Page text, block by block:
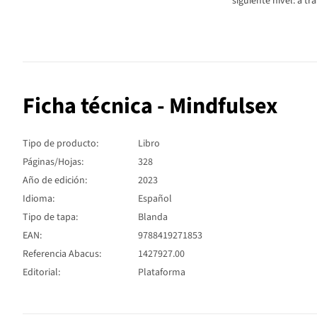
Ficha técnica - Mindfulsex
Tipo de producto:
Libro
Páginas/Hojas:
328
Año de edición:
2023
Idioma:
Español
Tipo de tapa:
Blanda
EAN:
9788419271853
Referencia Abacus:
1427927.00
Editorial:
Plataforma